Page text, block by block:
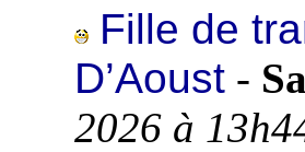
Fille de
D’Aoust -
2026 à